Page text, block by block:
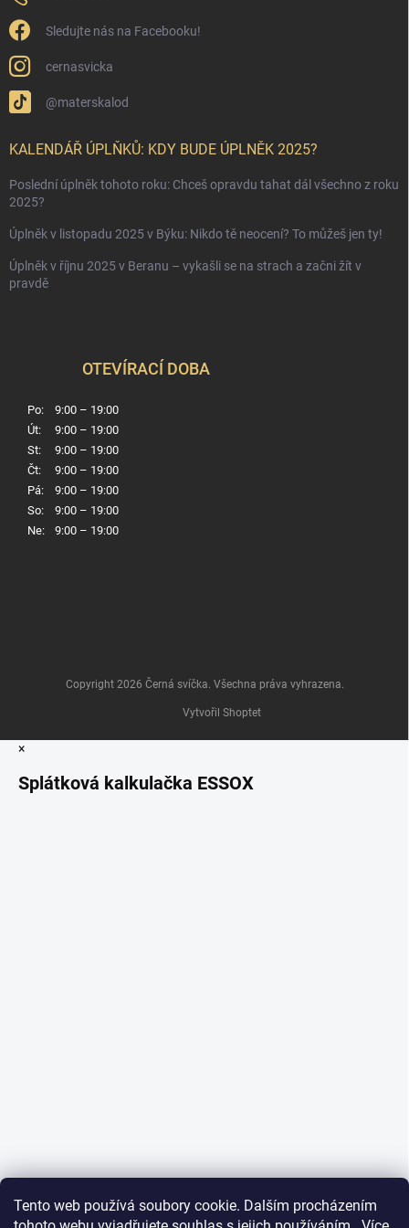
Tento web používá soubory cookie. Dalším procházením
Sledujte nás na Facebooku!
cernasvicka
@materskalod
KALENDÁŘ ÚPLŇKŮ: KDY BUDE ÚPLNĚK 2025?
Poslední úplněk tohoto roku: Chceš opravdu tahat dál všechno z roku
2025?
Úplněk v listopadu 2025 v Býku: Nikdo tě neocení? To můžeš jen ty!
Úplněk v říjnu 2025 v Beranu – vykašli se na strach a začni žít v
pravdě
OTEVÍRACÍ DOBA
Po:
9:00 – 19:00
Út:
9:00 – 19:00
St:
9:00 – 19:00
Čt:
9:00 – 19:00
Pá:
9:00 – 19:00
So:
9:00 – 19:00
Ne:
9:00 – 19:00
Vytvořil Shoptet
Copyright 2026 Černá svíčka. Všechna práva vyhrazena.
×
Splátková kalkulačka ESSOX